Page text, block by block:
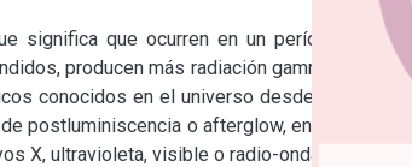
significa que ocurren en un período de
producen más radiación gamma que
conocidos en el universo desde el Big
postluminiscencia o afterglow, en donde
X, ultravioleta, visible o radio-ondas).